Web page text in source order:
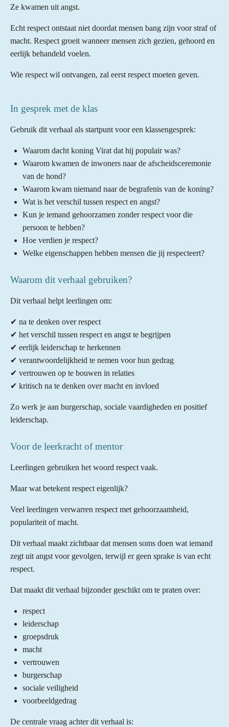
Ze kwamen uit angst.
Echt respect ontstaat niet doordat mensen bang zijn voor straf of
macht. Respect groeit wanneer mensen zich gezien, gehoord en
eerlijk behandeld voelen.
Wie respect wil ontvangen, zal eerst respect moeten geven.
In gesprek met de klas
Gebruik dit verhaal als startpunt voor een klassengesprek:
Waarom dacht koning Virat dat hij populair was?
Waarom kwamen de inwoners naar de afscheidsceremonie
van de hond?
Waarom kwam niemand naar de begrafenis van de koning?
Wat is het verschil tussen respect en angst?
Kun je iemand gehoorzamen zonder respect voor die
persoon te hebben?
Hoe verdien je respect?
Welke eigenschappen hebben mensen die jij respecteert?
Waarom dit verhaal gebruiken?
Dit verhaal helpt leerlingen om:
✔ na te denken over respect
✔ het verschil tussen respect en angst te begrijpen
✔ eerlijk leiderschap te herkennen
✔ verantwoordelijkheid te nemen voor hun gedrag
✔ vertrouwen op te bouwen in relaties
✔ kritisch na te denken over macht en invloed
Zo werk je aan burgerschap, sociale vaardigheden en positief
leiderschap.
Voor de leerkracht of mentor
Leerlingen gebruiken het woord respect vaak.
Maar wat betekent respect eigenlijk?
Veel leerlingen verwarren respect met gehoorzaamheid,
populariteit of macht.
Dit verhaal maakt zichtbaar dat mensen soms doen wat iemand
zegt uit angst voor gevolgen, terwijl er geen sprake is van echt
respect.
Dat maakt dit verhaal bijzonder geschikt om te praten over:
respect
leiderschap
groepsdruk
macht
vertrouwen
burgerschap
sociale veiligheid
voorbeeldgedrag
De centrale vraag achter dit verhaal is: